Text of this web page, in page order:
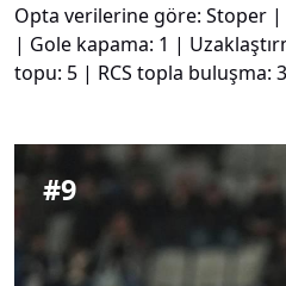
Opta verilerine göre: Stoper |
| Gole kapama: 1 |
topu: 5 | RCS topla buluşma: 3
#9